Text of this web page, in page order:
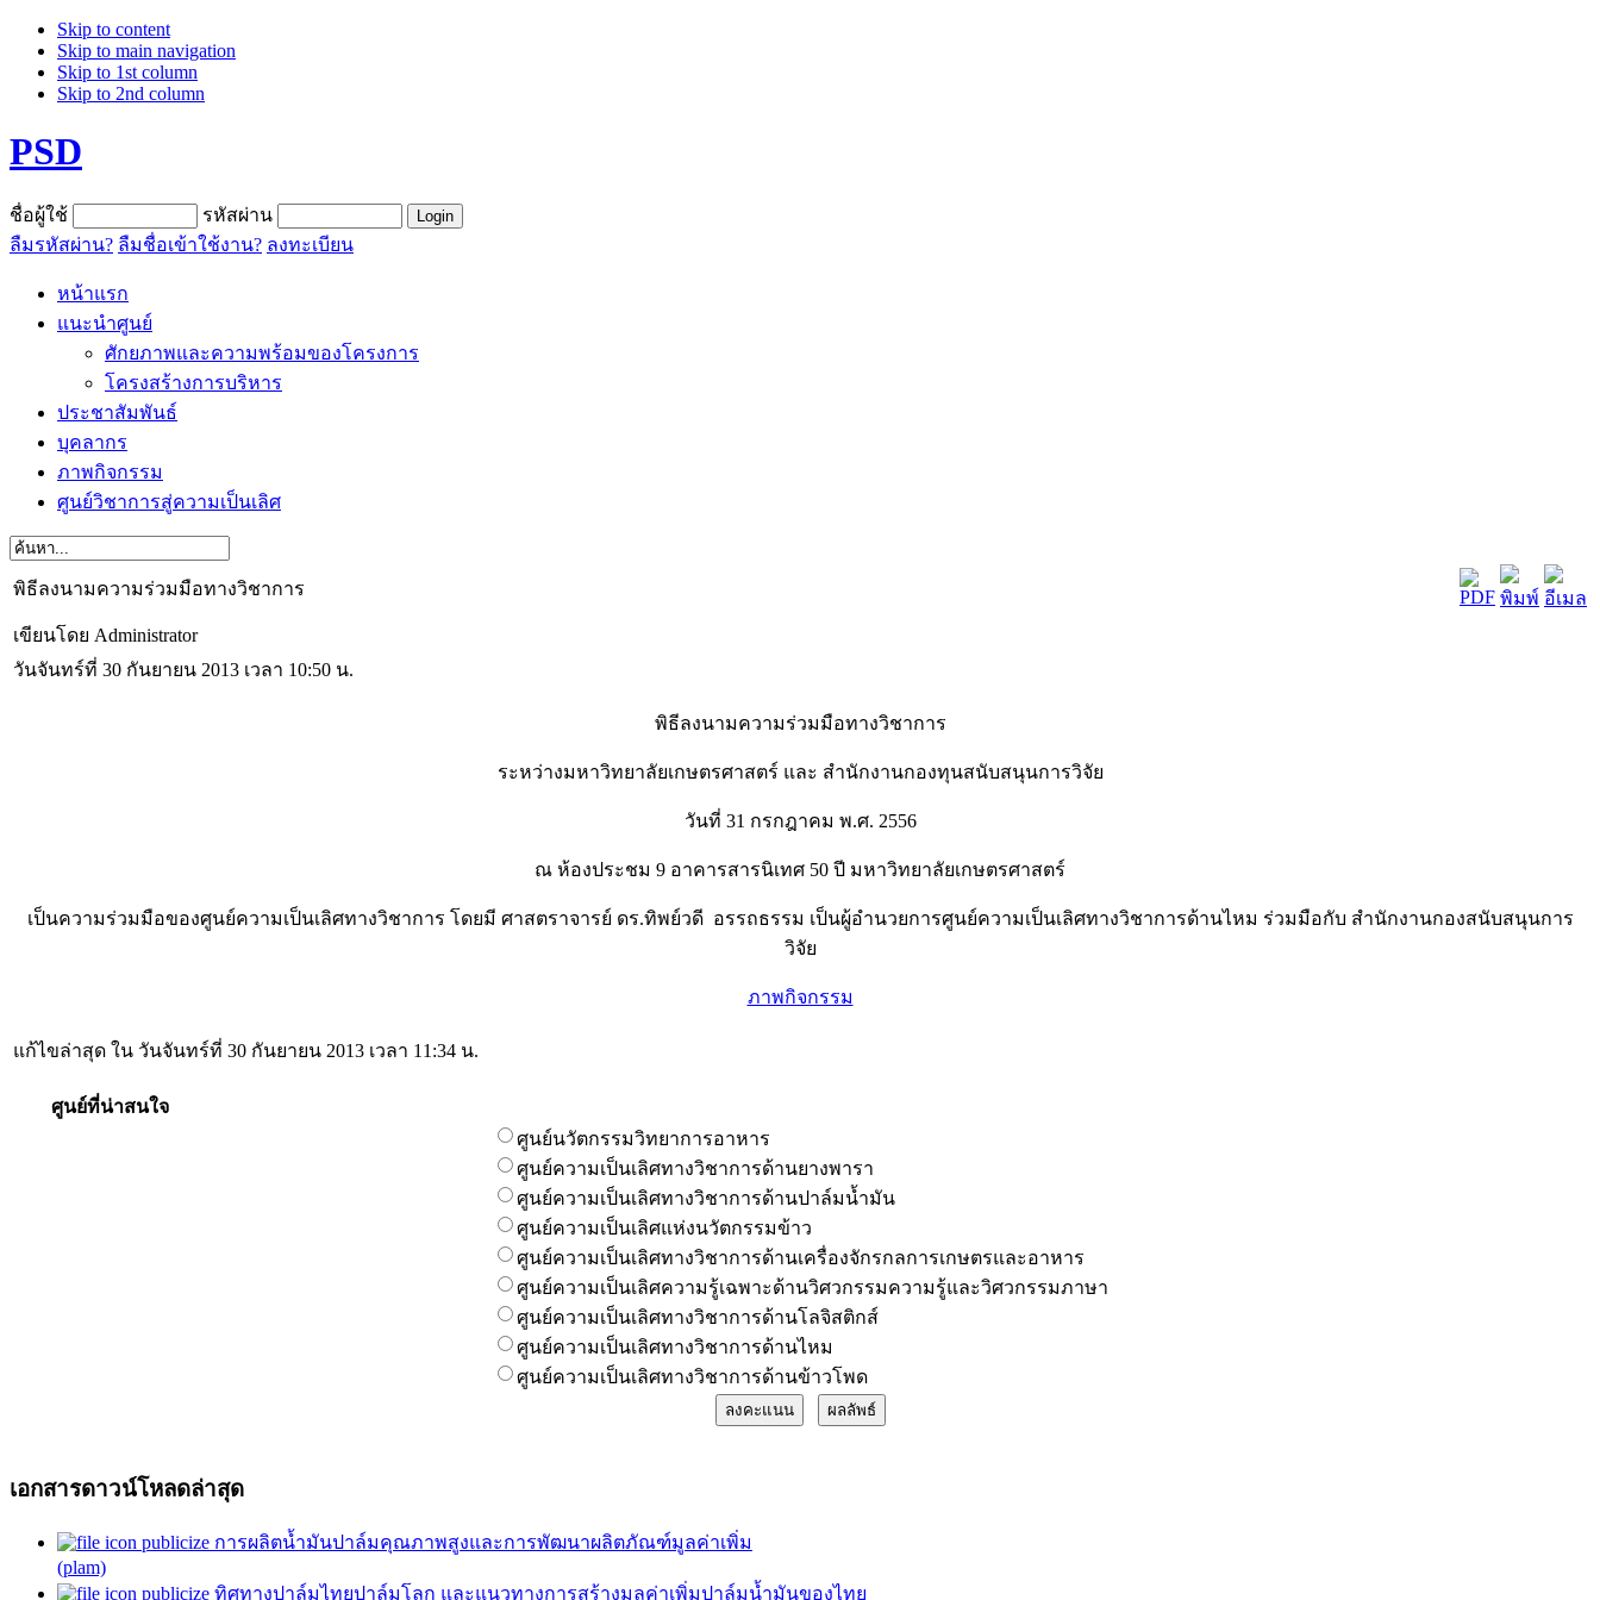
Skip to content
Skip to main navigation
Skip to 1st column
Skip to 2nd column
PSD
ชื่อผู้ใช้
รหัสผ่าน
ลืมรหัสผ่าน? ลืมชื่อเข้าใช้งาน? ลงทะเบียน
หน้าแรก
แนะนำศูนย์
ศักยภาพและความพร้อมของโครงการ
โครงสร้างการบริหาร
ประชาสัมพันธ์
บุคลากร
ภาพกิจกรรม
ศูนย์วิชาการสู่ความเป็นเลิศ
พิธีลงนามความร่วมมือทางวิชาการ
เขียนโดย Administrator
วันจันทร์ที่ 30 กันยายน 2013 เวลา 10:50 น.
พิธีลงนามความร่วมมือทางวิชาการ
ระหว่างมหาวิทยาลัยเกษตรศาสตร์ และ สำนักงานกองทุนสนับสนุนการวิจัย
วันที่ 31 กรกฎาคม พ.ศ. 2556
ณ ห้องประชม 9 อาคารสารนิเทศ 50 ปี มหาวิทยาลัยเกษตรศาสตร์
เป็นความร่วมมือของศูนย์ความเป็นเลิศทางวิชาการ โดยมี ศาสตราจารย์ ดร.ทิพย์วดี อรรถธรรม เป็นผู้อำนวยการศูนย์ความเป็นเลิศทางวิชาการด้านไหม ร่วมมือกับ สำนักงานกองสนับสนุนการ
วิจัย
ภาพกิจกรรม
แก้ไขล่าสุด ใน วันจันทร์ที่ 30 กันยายน 2013 เวลา 11:34 น.
ศูนย์ที่น่าสนใจ
ศูนย์นวัตกรรมวิทยาการอาหาร
ศูนย์ความเป็นเลิศทางวิชาการด้านยางพารา
ศูนย์ความเป็นเลิศทางวิชาการด้านปาล์มน้ำมัน
ศูนย์ความเป็นเลิศแห่งนวัตกรรมข้าว
ศูนย์ความเป็นเลิศทางวิชาการด้านเครื่องจักรกลการเกษตรและอาหาร
ศูนย์ความเป็นเลิศความรู้เฉพาะด้านวิศวกรรมความรู้และวิศวกรรมภาษา
ศูนย์ความเป็นเลิศทางวิชาการด้านโลจิสติกส์
ศูนย์ความเป็นเลิศทางวิชาการด้านไหม
ศูนย์ความเป็นเลิศทางวิชาการด้านข้าวโพด
เอกสารดาวน์โหลดล่าสุด
publicize การผลิตน้ำมันปาล์มคุณภาพสูงและการพัฒนาผลิตภัณฑ์มูลค่าเพิ่ม
(plam)
publicize ทิศทางปาล์มไทยปาล์มโลก และแนวทางการสร้างมูลค่าเพิ่มปาล์มน้ำมันของไทย